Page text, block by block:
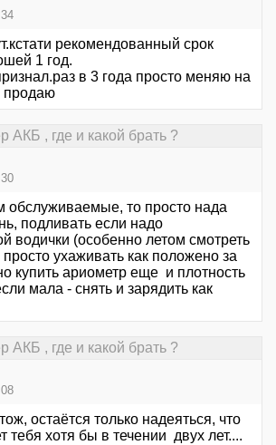
рекомендованный срок
1 год.
в 3 года просто меняю на
продаю
АКБ , где и какой брать ?
обслуживаемые, то просто нада
подливать если надо
водички (особенно летом смотреть
ухаживать как положено за
купить ариометр еще и плотность
мала - снять и зарядить как
АКБ , где и какой брать ?
остаётся только надеяться, что
тебя хотя бы в течении двух лет....